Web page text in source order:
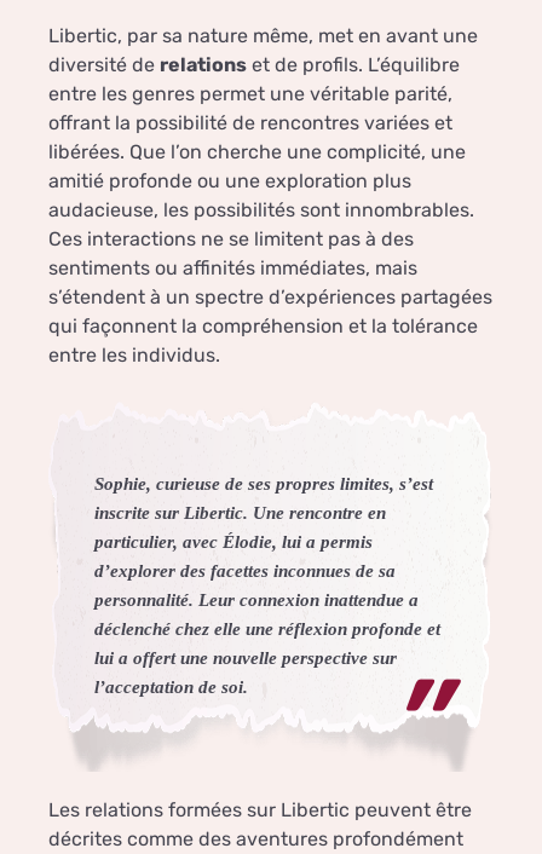
Libertic, par sa nature même, met en avant une
diversité de relations et de profils. L’équilibre
entre les genres permet une véritable parité,
offrant la possibilité de rencontres variées et
libérées. Que l’on cherche une complicité, une
amitié profonde ou une exploration plus
audacieuse, les possibilités sont innombrables.
Ces interactions ne se limitent pas à des
sentiments ou affinités immédiates, mais
s’étendent à un spectre d’expériences partagées
qui façonnent la compréhension et la tolérance
entre les individus.
Sophie, curieuse de ses propres limites, s’est
inscrite sur Libertic. Une rencontre en
particulier, avec Élodie, lui a permis
d’explorer des facettes inconnues de sa
personnalité. Leur connexion inattendue a
déclenché chez elle une réflexion profonde et
lui a offert une nouvelle perspective sur
l’acceptation de soi.
Les relations formées sur Libertic peuvent être
décrites comme des aventures profondément